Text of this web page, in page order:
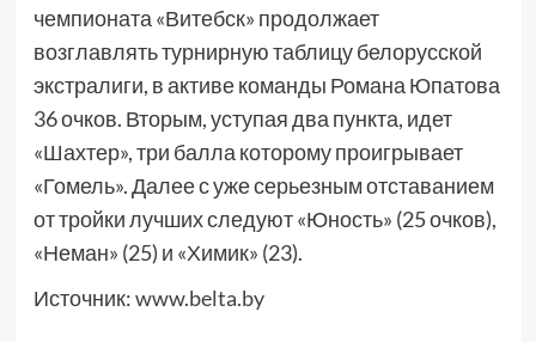
чемпионата «Витебск» продолжает
возглавлять турнирную таблицу белорусской
экстралиги, в активе команды Романа Юпатова
36 очков. Вторым, уступая два пункта, идет
«Шахтер», три балла которому проигрывает
«Гомель». Далее с уже серьезным отставанием
от тройки лучших следуют «Юность» (25 очков),
«Неман» (25) и «Химик» (23).
Источник:www.belta.by